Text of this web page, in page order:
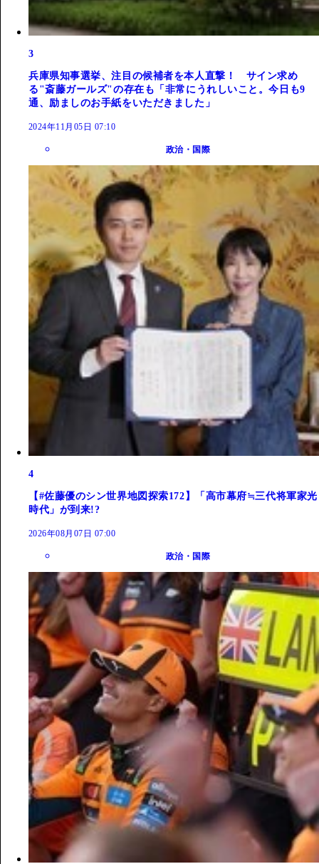
3
兵庫県知事選挙、注目の候補者を本人直撃！ サイン求め
る"斎藤ガールズ"の存在も「非常にうれしいこと。今日も9
通、励ましのお手紙をいただきました」
2024年11月05日 07:10
政治・国際
4
【#佐藤優のシン世界地図探索172】「高市幕府≒三代将軍家光
時代」が到来!?
2026年08月07日 07:00
政治・国際